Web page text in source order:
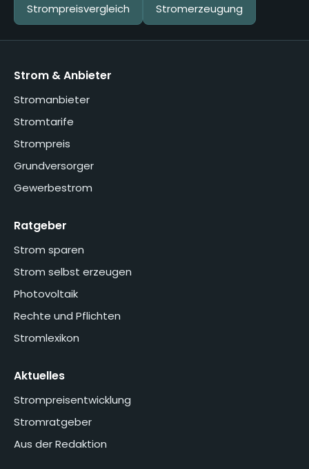
Strompreisvergleich Stromerzeugung
Strom & Anbieter
Stromanbieter
Stromtarife
Strompreis
Grundversorger
Gewerbestrom
Ratgeber
Strom sparen
Strom selbst erzeugen
Photovoltaik
Rechte und Pflichten
Stromlexikon
Aktuelles
Strompreisentwicklung
Stromratgeber
Aus der Redaktion